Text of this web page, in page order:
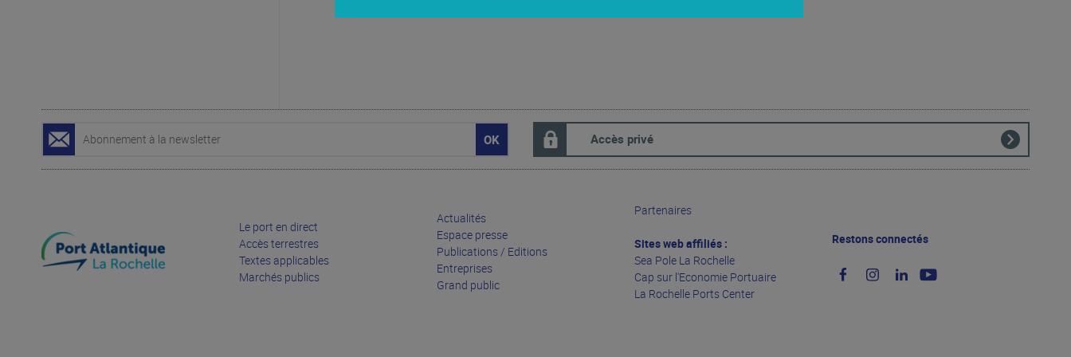
Accès privé
Le port en direct
Accès terrestres
Textes applicables
Marchés publics
Actualités
Espace presse
Publications / Editions
Entreprises
Grand public
Partenaires
Sites web affiliés :
Sea Pole La Rochelle
Cap sur l'Economie Portuaire
La Rochelle Ports Center
Restons connectés